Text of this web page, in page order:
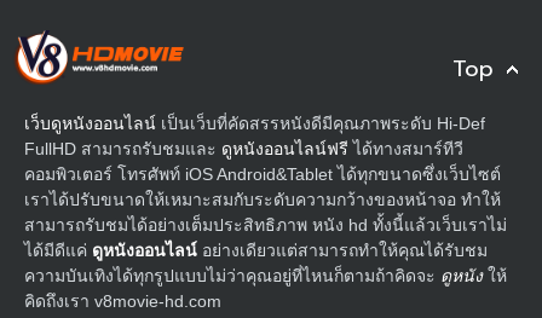
Top
เว็บดูหนังออนไลน์ เป็นเว็บที่คัดสรรหนังดีมีคุณภาพระดับ Hi-Def
FullHD สามารถรับชมและ ดูหนังออนไลน์ฟรี ได้ทางสมาร์ทีวี
คอมพิวเตอร์ โทรศัพท์ iOS Android&Tablet ได้ทุกขนาดซึ่งเว็บไซต์
เราได้ปรับขนาดให้เหมาะสมกับระดับความกว้างของหน้าจอ ทำให้
สามารถรับชมได้อย่างเต็มประสิทธิภาพ หนัง hd ทั้งนี้แล้วเว็บเราไม่
ได้มีดีแค่ ดูหนังออนไลน์ อย่างเดียวแต่สามารถทำให้คุณได้รับชม
ความบันเทิงได้ทุกรูปแบบไม่ว่าคุณอยู่ที่ไหนก็ตามถ้าคิดจะ ดูหนังให้
คิดถึงเรา v8movie-hd.com